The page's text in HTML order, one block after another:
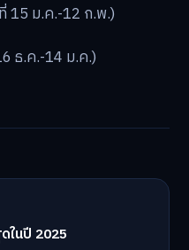
15 ม.ค.-12 ก.พ.)
ธ.ค.-14 ม.ค.)
ในปี 2025